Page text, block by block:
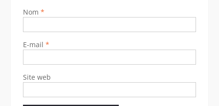
Nom *
E-mail *
Site web